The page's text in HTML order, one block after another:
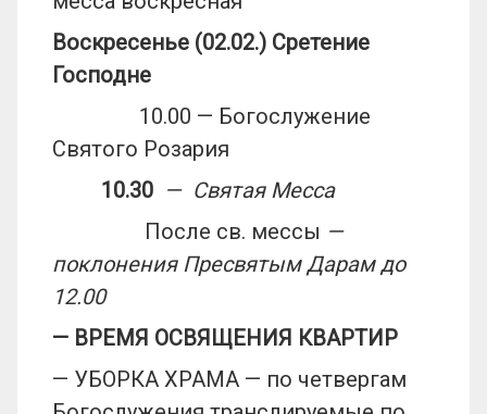
Воскресенье (02.02.) Сретение
Господне
10.00 — Богослужение
Святого Розария
10.30 — Святая Месса
После св. мессы —
поклонения Пресвятым Дарам до
12.00
— ВРЕМЯ ОСВЯЩЕНИЯ КВАРТИР
— УБОРКА ХРАМА — по четвергам